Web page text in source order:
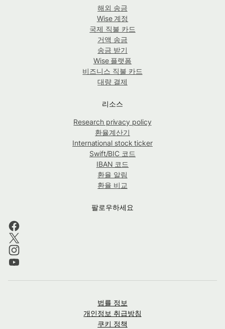
해외 송금
Wise 계정
국제 직불 카드
거액 송금
송금 받기
Wise 플랫폼
비즈니스 직불 카드
대량 결제
리소스
Research privacy policy
환율계산기
International stock ticker
Swift/BIC 코드
IBAN 코드
환율 알림
환율 비교
팔로우하세요
법률 정보
개인정보 취급방침
쿠키 정책